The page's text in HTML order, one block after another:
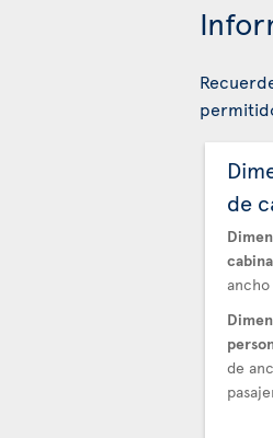
de
de